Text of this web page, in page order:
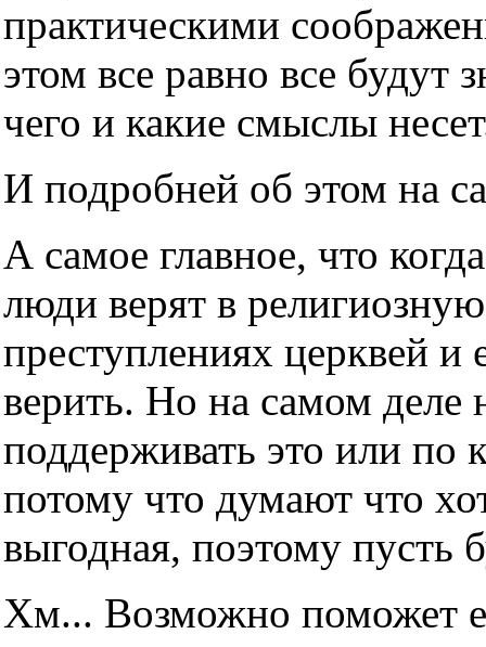
практическими
этом все равно все будут
чего и какие смыслы
И подробней об этом на
А самое главное, что
люди верят в
преступлениях церквей и
верить. Но на самом деле
поддерживать это или по
потому что думают что
выгодная, поэтому пусть
Хм... Возможно поможет